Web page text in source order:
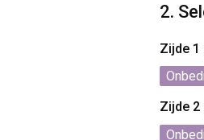
2.
Zijde 1
Zijde 2